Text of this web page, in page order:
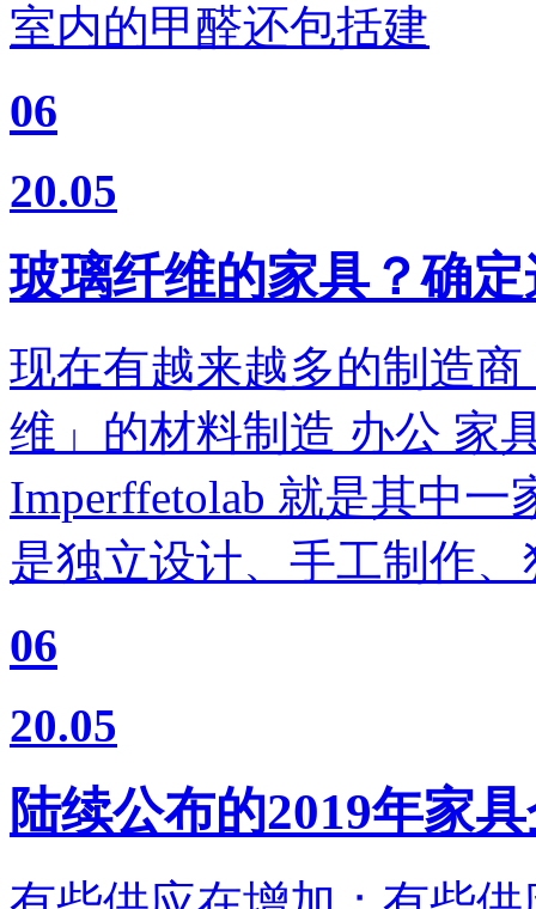
室内的甲醛还包括建
06
20.05
玻璃纤维的家具？确
现在有越来越多的制造
维」的材料制造 办公 家
Imperffetolab 就是其中
是独立设计、手工制作、
06
20.05
陆续公布的2019年家